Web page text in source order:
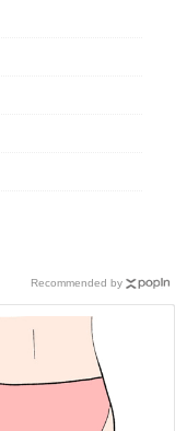
Recommended by